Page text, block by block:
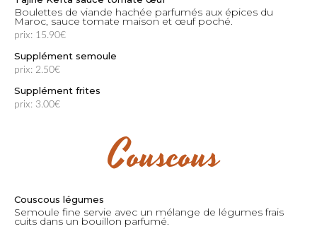
Boulettes de viande hachée parfumés aux épices du
Maroc, sauce tomate maison et œuf poché.
prix: 15.90€
Supplément semoule
prix: 2.50€
Supplément frites
prix: 3.00€
Couscous
Couscous légumes
Semoule fine servie avec un mélange de légumes frais
cuits dans un bouillon parfumé.